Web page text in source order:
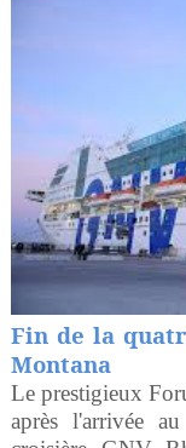
Fin de la
Montana
Le prestigieux
après l'arrivée